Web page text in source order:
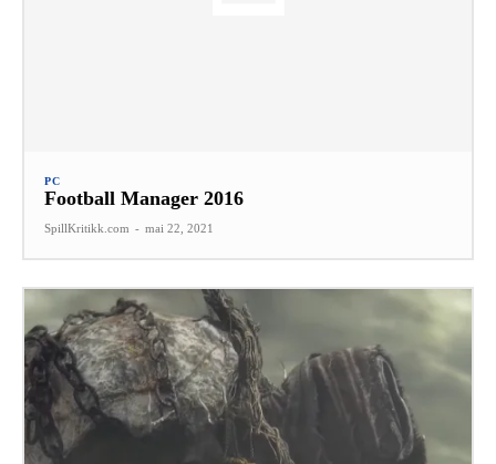
PC
Football Manager 2016
SpillKritikk.com - mai 22, 2021